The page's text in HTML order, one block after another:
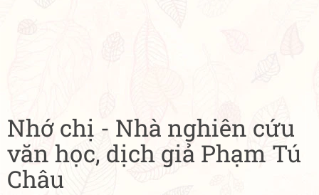
Nhớ chị - Nhà nghiên cứu
văn học, dịch giả Phạm Tú
Châu